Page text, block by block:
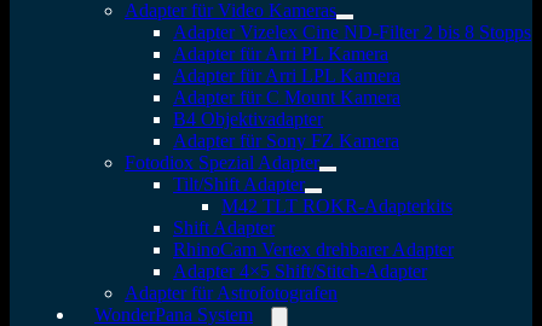
Adapter für Video Kameras
Adapter Vizelex Cine ND-Filter 2 bis 8 Stopps
Adapter für Arri PL Kamera
Adapter für Arri LPL Kamera
Adapter für C Mount Kamera
B4 Objektivadapter
Adapter für Sony FZ Kamera
Fotodiox Spezial Adapter
Tilt/Shift Adapter
M42 TLT ROKR-Adapterkits
Shift Adapter
RhinoCam Vertex drehbarer Adapter
Adapter 4×5 Shift/Stitch-Adapter
Adapter für Astrofotografen
WonderPana System